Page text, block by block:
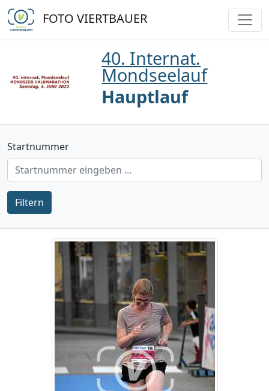
FOTO VIERTBAUER
40. Internat.
Mondseelauf
Hauptlauf
Startnummer
Filtern